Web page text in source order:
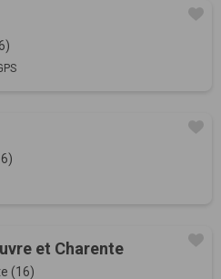
et Charente
(16)